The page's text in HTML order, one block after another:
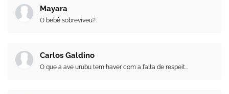
Mayara
O bebê sobreviveu?
Carlos Galdino
O que a ave urubu tem haver com a falta de respeit...